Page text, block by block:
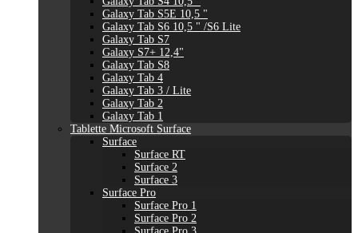
Galaxy Tab S5E 10,5 "
Galaxy Tab S6 10,5 " /S6 Lite
Galaxy Tab S7
Galaxy S7+ 12,4"
Galaxy Tab S8
Galaxy Tab 4
Galaxy Tab 3 / Lite
Galaxy Tab 2
Galaxy Tab 1
Tablette Microsoft Surface
Surface
Surface RT
Surface 2
Surface 3
Surface Pro
Surface Pro 1
Surface Pro 2